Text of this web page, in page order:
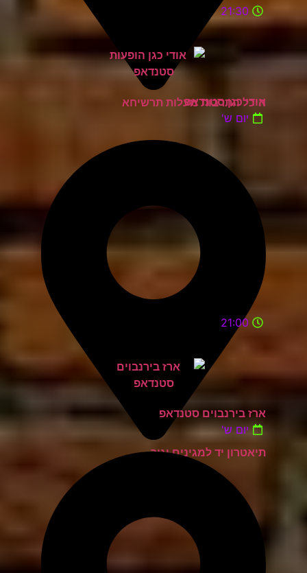
היכל התרבות מעלות תרשיחא
21:30
אודי כגן סטנדאפ
יום ש'
תיאטרון יד למגינים יגור
21:00
ארז בירנבוים סטנדאפ
יום ש'